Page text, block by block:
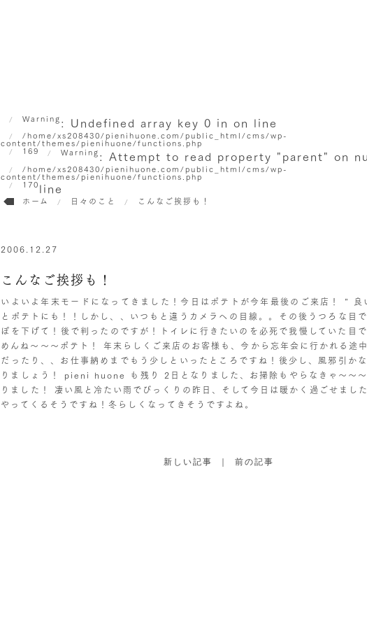
Warning : Undefined array key 0 in
/home/xs208430/pienihuone.com/public_html/cms/wp-
content/themes/pienihuone/functions.php
on line
169 Warning : Attempt to read property "parent" on
/home/xs208430/pienihuone.com/public_html/cms/wp-
content/themes/pienihuone/functions.php
line
170
ホーム 日々のこと こんなご挨拶も！
2006.12.27
こんなご挨拶も！
いよいよ年末モードになってきました！今日はポテトが今年最後のご来店！ ” 良
とポテトにも！！しかし、、いつもと違うカメラへの目線。。その後うつろな目
ぽを下げて！後で判ったのですが！トイレに行きたいのを必死で我慢していた目
めんね〜〜〜ポテト！ 年末らしくご来店のお客様も、今から忘年会に行かれる途
だったり、、お仕事納めまでもう少しといったところですね！後少し、風邪引か
りましょう！ pieni huone も残り 2日となりました、お掃除もやらなきゃ〜〜〜
りました！ 凄い風と冷たい雨でびっくりの昨日、そして今日は暖かく過ごせまし
やってくるそうですね！冬らしくなってきそうですよね。
新しい記事 ｜前の記事